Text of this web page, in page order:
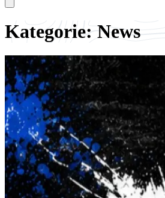
Kategorie: News